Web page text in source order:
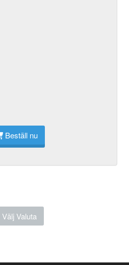
Beställ nu
Välj Valuta